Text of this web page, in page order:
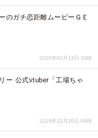
のガチ恋距離ムービーＧＥ
2020年02月13日 20時
ー 公式vtuber「工場ちゃ
2019年12月20日 09時